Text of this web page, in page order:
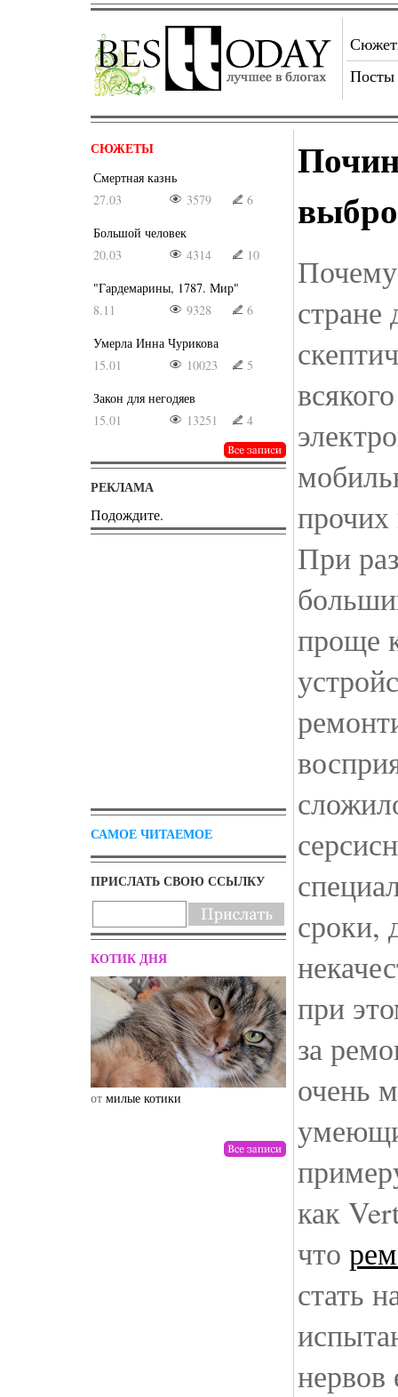
Посты
СЮЖЕТЫ
Смертная казнь
27.03
3579
6
Большой человек
20.03
4314
10
"Гардемарины, 1787. Мир"
8.11
9328
6
Умерла Инна Чурикова
15.01
10023
5
Закон для негодяев
15.01
13251 4
РЕКЛАМА
Подождите.
САМОЕ ЧИТАЕМОЕ
ПРИСЛАТЬ СВОЮ ССЫЛКУ
КОТИК ДНЯ
от милые котики от drunktwi
стране
При
проще
сроки,
при
за
очень
как
что
стать
нервов